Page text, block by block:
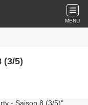
MENU
(3/5)